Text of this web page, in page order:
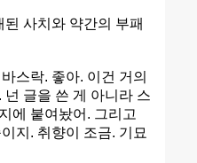
사치와 약간의 부패
스락. 좋아. 이건 거의
글을 쓴 게 아니라 스
에 붙여놨어. 그리고
지. 취향이 조금. 기묘